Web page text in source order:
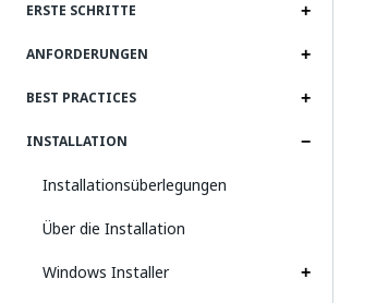
ERSTE SCHRITTE
ANFORDERUNGEN
BEST PRACTICES
INSTALLATION
Installationsüberlegungen
Über die Installation
Windows Installer